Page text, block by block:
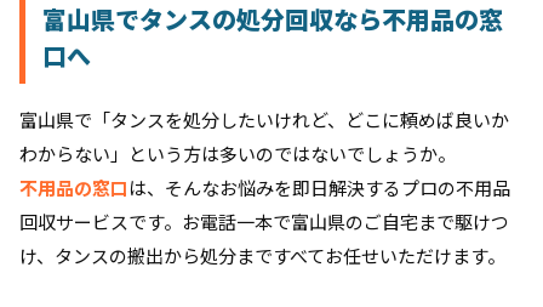
富山県でタンスの処分回収なら不用品の窓
口へ
富山県で「タンスを処分したいけれど、どこに頼めば良いか
わからない」という方は多いのではないでしょうか。
不用品の窓口は、そんなお悩みを即日解決するプロの不用品
回収サービスです。お電話一本で富山県のご自宅まで駆けつ
け、タンスの搬出から処分まですべてお任せいただけます。